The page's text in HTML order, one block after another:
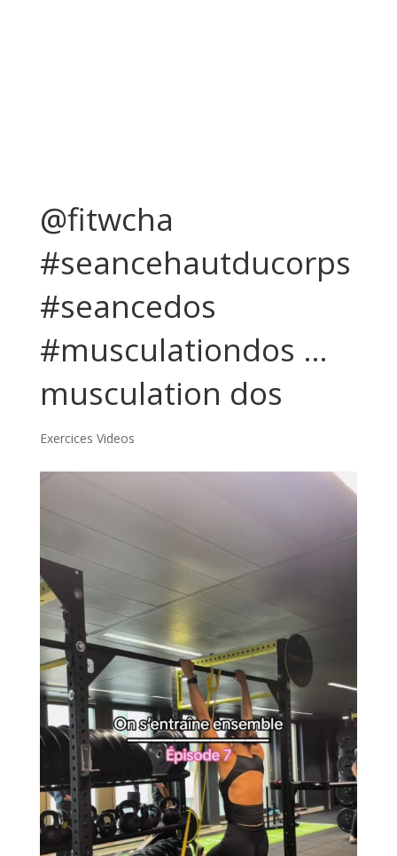
@fitwcha
#seancehautducorps
#seancedos
#musculationdos …
musculation dos
Exercices Videos